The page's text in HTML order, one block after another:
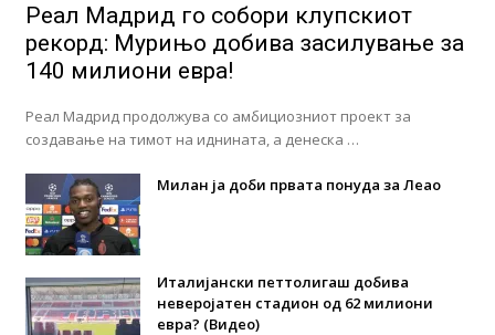
Реал Мадрид го собори клупскиот
рекорд: Мурињо добива засилување за
140 милиони евра!
Реал Мадрид продолжува со амбициозниот проект за
создавање на тимот на иднината, а денеска …
Милан ја доби првата понуда за Леао
Италијански петтолигаш добива
неверојатен стадион од 62 милиони
евра? (Видео)